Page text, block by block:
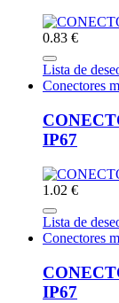
0.83 €
Lista de
Conectores
IP67
1.02 €
Lista de
Conectores
IP67